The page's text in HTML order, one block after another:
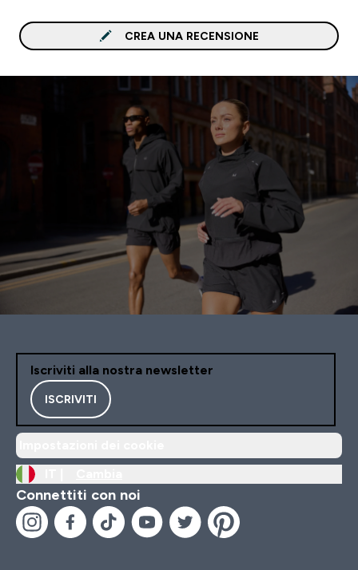
CREA UNA RECENSIONE
Iscriviti alla nostra newsletter
ISCRIVITI
Connettiti con noi